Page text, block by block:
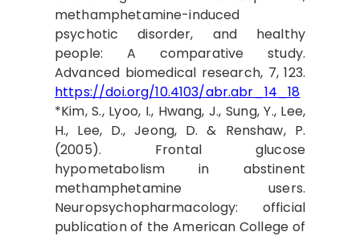
methamphetamine-induced
psychotic disorder, and healthy
people: A comparative study.
Advanced biomedical research, 7, 123.
https://doi.org/10.4103/abr.abr_14_18
*Kim, S., Lyoo, I., Hwang, J., Sung, Y., Lee,
H., Lee, D., Jeong, D. & Renshaw, P.
(2005). Frontal glucose
hypometabolism in abstinent
methamphetamine users.
Neuropsychopharmacology: official
publication of the American College of